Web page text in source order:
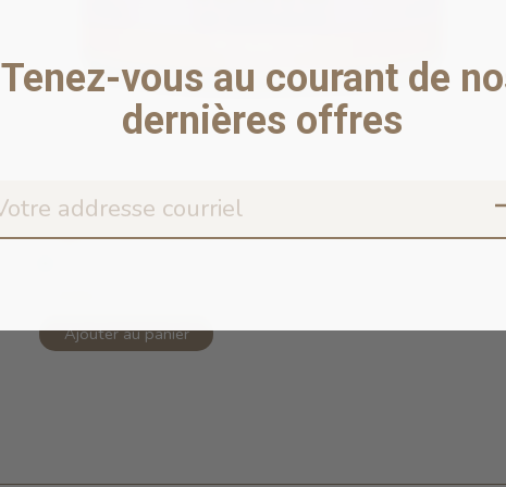
Copy of 96% Duck & Duck Liver Pâté ...
Ajouter au panier
Tenez-vous au courant de
dernières offres